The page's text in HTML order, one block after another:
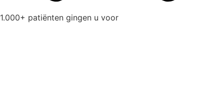
1.000+ patiënten gingen u voor